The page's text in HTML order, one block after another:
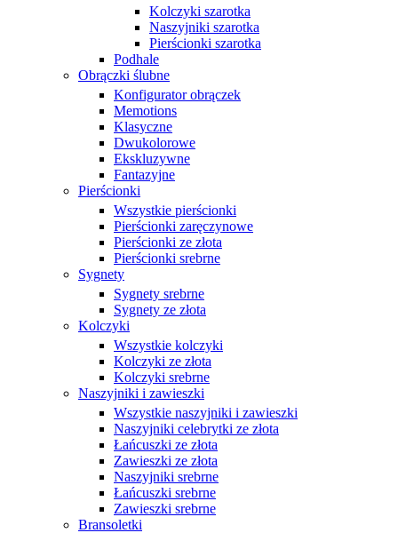
Kolczyki szarotka
Naszyjniki szarotka
Pierścionki szarotka
Podhale
Obrączki ślubne
Konfigurator obrączek
Memotions
Klasyczne
Dwukolorowe
Ekskluzywne
Fantazyjne
Pierścionki
Wszystkie pierścionki
Pierścionki zaręczynowe
Pierścionki ze złota
Pierścionki srebrne
Sygnety
Sygnety srebrne
Sygnety ze złota
Kolczyki
Wszystkie kolczyki
Kolczyki ze złota
Kolczyki srebrne
Naszyjniki i zawieszki
Wszystkie naszyjniki i zawieszki
Naszyjniki celebrytki ze złota
Łańcuszki ze złota
Zawieszki ze złota
Naszyjniki srebrne
Łańcuszki srebrne
Zawieszki srebrne
Bransoletki